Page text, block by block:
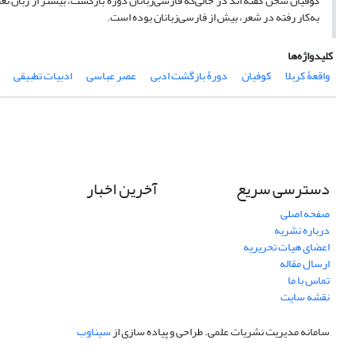
به‌کار رفته در شعر، بیش از فارسی‌زبانان بوده است.
کلیدواژه‌ها
واقعۀ کربلا
کوفیان دورۀ بازگشت ادبی عصر عباسی ادبیات تطبیقی
دسترسی سریع
صفحه اصلی
درباره نشریه
اعضای هیات تحریریه
ارسال مقاله
تماس با ما
نقشه سایت
آخرین اخبار
سامانه مدیریت نشریات علمی.طراحی و پیاده سازی ازسیناوب